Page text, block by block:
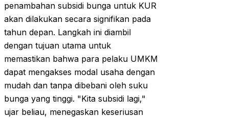
penambahan subsidi bunga untuk KUR
akan dilakukan secara signifikan pada
tahun depan. Langkah ini diambil
dengan tujuan utama untuk
memastikan bahwa para pelaku UMKM
dapat mengakses modal usaha dengan
mudah dan tanpa dibebani oleh suku
bunga yang tinggi. "Kita subsidi lagi,"
ujar beliau, menegaskan keseriusan